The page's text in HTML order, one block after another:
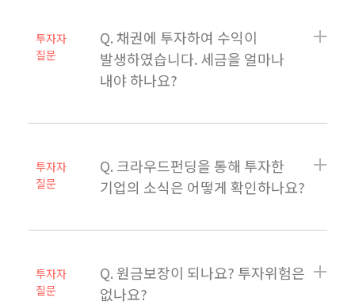
투자자
질문
Q. 채권에 투자하여 수익이
발생하였습니다. 세금을 얼마나
내야 하나요?
투자자
질문
Q. 크라우드펀딩을 통해 투자한
기업의 소식은 어떻게 확인하나요?
투자자
질문
Q. 원금보장이 되나요? 투자위험은
없나요?